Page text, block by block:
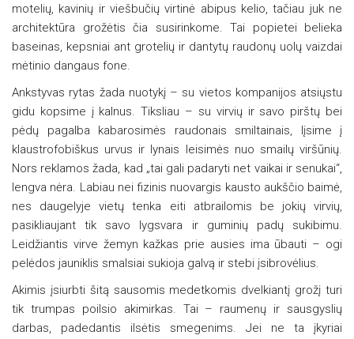
motelių, kavinių ir viešbučių virtinė abipus kelio, tačiau juk ne
architektūra grožėtis čia susirinkome. Tai popietei belieka
baseinas, kepsniai ant grotelių ir dantytų raudonų uolų vaizdai
mėtinio dangaus fone.
Ankstyvas rytas žada nuotykį – su vietos kompanijos atsiųstu
gidu kopsime į kalnus. Tiksliau – su virvių ir savo pirštų bei
pėdų pagalba kabarosimės raudonais smiltainais, lįsime į
klaustrofobiškus urvus ir lynais leisimės nuo smailų viršūnių.
Nors reklamos žada, kad „tai gali padaryti net vaikai ir senukai“,
lengva nėra. Labiau nei fizinis nuovargis kausto aukščio baimė,
nes daugelyje vietų tenka eiti atbrailomis be jokių virvių,
pasikliaujant tik savo lygsvara ir guminių padų sukibimu.
Leidžiantis virve žemyn kažkas prie ausies ima ūbauti – ogi
pelėdos jauniklis smalsiai sukioja galvą ir stebi įsibrovėlius.
Akimis įsiurbti šitą sausomis medetkomis dvelkiantį grožį turi
tik trumpas poilsio akimirkas. Tai – raumenų ir sausgyslių
darbas, padedantis ilsėtis smegenims. Jei ne ta įkyriai